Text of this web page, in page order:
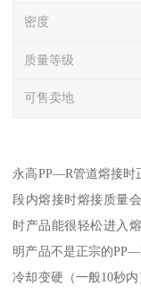
密度
质量等级
可售卖地
永高PP—R管道熔接时
段内熔接时熔接质量
时产品能很轻松进入
明产品不是正宗的
冷却变硬（一般10秒